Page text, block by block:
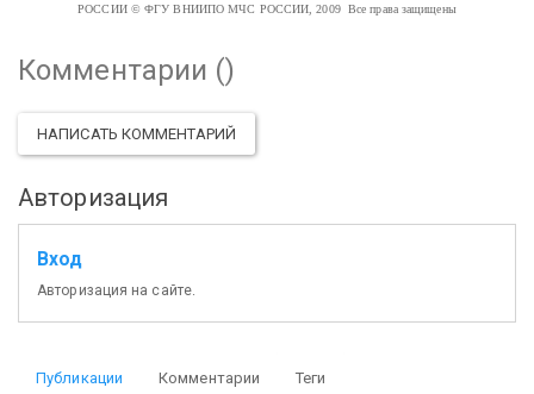
РОССИИ© ФГУ ВНИИПО МЧС РОССИИ, 2009 Все права защищены
Комментарии ()
НАПИСАТЬ КОММЕНТАРИЙ
Авторизация
Вход
Авторизация на сайте.
Публикации Комментарии Теги